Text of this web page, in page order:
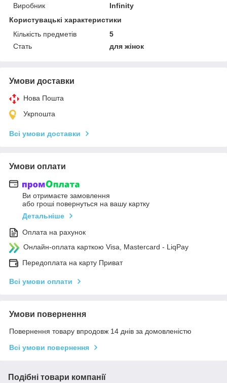
Виробник
Infinity
Користувацькi характеристики
Кількість предметів
5
Стать
для жінок
Умови доставки
Нова Пошта
Укрпошта
Всі умови доставки
Умови оплати
Ви отримаєте замовлення
або гроші повернуться на вашу картку
Детальніше
Оплата на рахунок
Онлайн-оплата карткою Visa, Mastercard - LiqPay
Передоплата на карту Приват
Всі умови оплати
Умови повернення
Повернення товару впродовж 14 днів за домовленістю
Всі умови повернення
Подібні товари компанії